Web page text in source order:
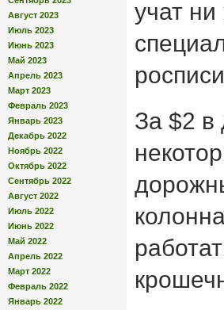
Август 2023
Июль 2023
Июнь 2023
Май 2023
Апрель 2023
Март 2023
Февраль 2023
Январь 2023
Декабрь 2022
Ноябрь 2022
Октябрь 2022
Сентябрь 2022
Август 2022
Июль 2022
Июнь 2022
Май 2022
Апрель 2022
Март 2022
Февраль 2022
Январь 2022
учат
За $2 в